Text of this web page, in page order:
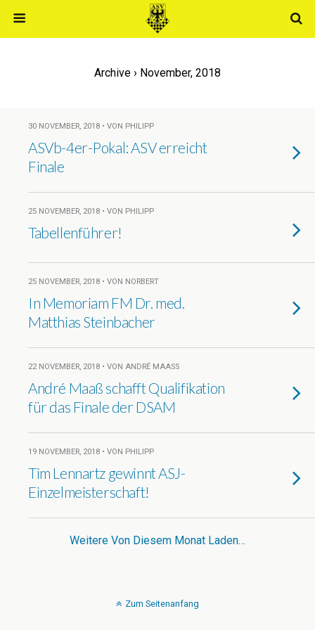
Archive › November, 2018
30 NOVEMBER, 2018 • VON PHILIPP
ASVb-4er-Pokal: ASV erreicht
Finale
25 NOVEMBER, 2018 • VON PHILIPP
Tabellenführer!
25 NOVEMBER, 2018 • VON NORBERT
In Memoriam FM Dr. med.
Matthias Steinbacher
22 NOVEMBER, 2018 • VON ANDRÉ MAASS
André Maaß schafft Qualifikation
für das Finale der DSAM
19 NOVEMBER, 2018 • VON PHILIPP
Tim Lennartz gewinnt ASJ-
Einzelmeisterschaft!
Weitere Von Diesem Monat Laden…
Zum Seitenanfang